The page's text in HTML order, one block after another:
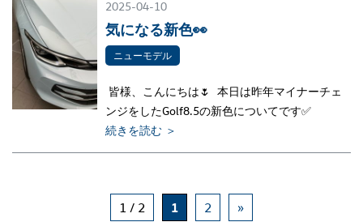
2025-04-10
気になる新色👀
ニューモデル
皆様、こんにちは🌷 本日は昨年マイナーチェ
ンジをしたGolf8.5の新色についてです✅
続きを読む ＞
1 / 2 1 2 »